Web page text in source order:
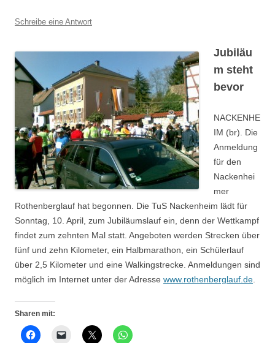
Schreibe eine Antwort
Jubiläu
m steht
bevor
NACKENHE
IM (br). Die
Anmeldung
für den
Nackenhei
mer
Rothenberglauf hat begonnen. Die TuS Nackenheim lädt für
Sonntag, 10. April, zum Jubiläumslauf ein, denn der Wettkampf
findet zum zehnten Mal statt. Angeboten werden Strecken über
fünf und zehn Kilometer, ein Halbmarathon, ein Schülerlauf
über 2,5 Kilometer und eine Walkingstrecke. Anmeldungen sind
möglich im Internet unter der Adresse www.rothenberglauf.de
Sharen mit: